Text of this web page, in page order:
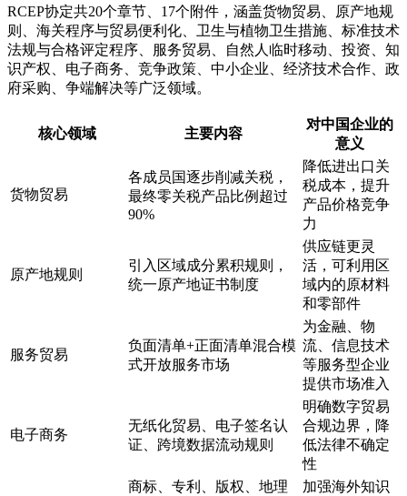
RCEP协定共20个章节、17个附件，涵盖货物贸易、原产地规
则、海关程序与贸易便利化、卫生与植物卫生措施、标准技术
法规与合格评定程序、服务贸易、自然人临时移动、投资、知
识产权、电子商务、竞争政策、中小企业、经济技术合作、政
府采购、争端解决等广泛领域。
核心领域 主要内容
对中国企业的
意义
货物贸易
各成员国逐步削减关税，
最终零关税产品比例超过
90%
降低进出口关
税成本，提升
产品价格竞争
力
原产地规则
引入区域成分累积规则，
统一原产地证书制度
供应链更灵
活，可利用区
域内的原材料
和零部件
服务贸易
负面清单+正面清单混合模
式开放服务市场
为金融、物
流、信息技术
等服务型企业
提供市场准入
电子商务
无纸化贸易、电子签名认
证、跨境数据流动规则
明确数字贸易
合规边界，降
低法律不确定
性
商标、专利、版权、地理
加强海外知识